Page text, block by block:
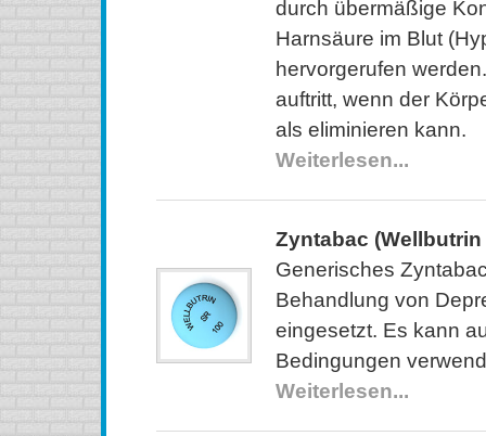
durch übermäßige
Harnsäure im Blut
hervorgerufen
auftritt, wenn der
als eliminieren kann.
Weiterlesen...
Zyntabac (Wellbutrin
Generisches
Behandlung von
eingesetzt. Es kann
Bedingungen
Weiterlesen...